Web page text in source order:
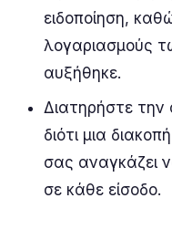
ειδοποίηση,
λογαριασμούς
αυξήθηκε.
Διατηρήστε την
διότι μια
σας αναγκάζει
σε κάθε είσοδο.